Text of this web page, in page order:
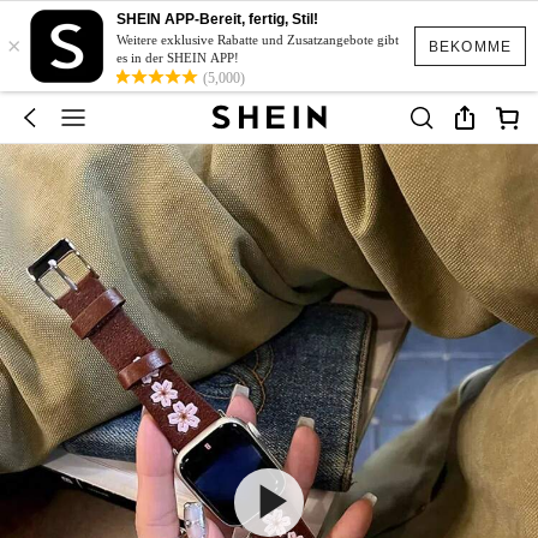
BEKOMME
×
SHEIN APP-Bereit, fertig, Stil!
Weitere exklusive Rabatte und Zusatzangebote gibt
es in der SHEIN APP!
(5,000)